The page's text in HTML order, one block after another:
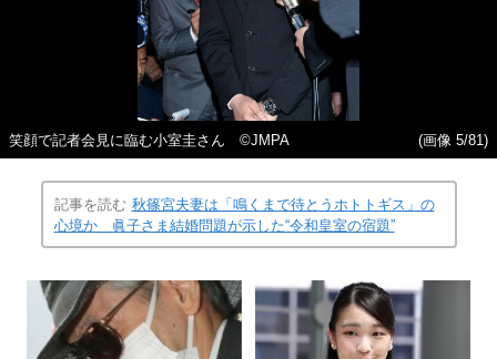
笑顔で記者会見に臨む小室圭さん ©JMPA (画像 5/81)
記事を読む 秋篠宮夫妻は「鳴くまで待とうホトトギス」の
心境か 眞子さま結婚問題が示した“令和皇室の宿題”